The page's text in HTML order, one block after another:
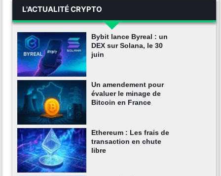
L'ACTUALITÉ CRYPTO
Bybit lance Byreal : un
DEX sur Solana, le 30
juin
Un amendement pour
évaluer le minage de
Bitcoin en France
Ethereum : Les frais de
transaction en chute
libre